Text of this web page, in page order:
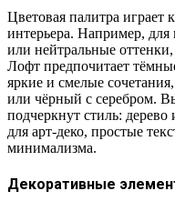
Цветовая палитра играет
интерьера. Например,
или нейтральные
Лофт предпочитает
яркие и смелые
или чёрный с серебром.
подчеркнут стиль:
для арт-деко, простые
минимализма.
Декоративные